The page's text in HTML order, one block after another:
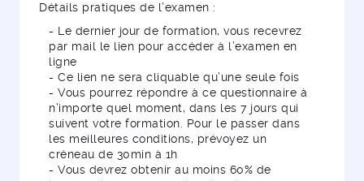
Détails pratiques de l’examen :
- Le dernier jour de formation, vous recevrez
par mail le lien pour accéder à l’examen en
ligne
- Ce lien ne sera cliquable qu’une seule fois
- Vous pourrez répondre à ce questionnaire à
n’importe quel moment, dans les 7 jours qui
suivent votre formation. Pour le passer dans
les meilleures conditions, prévoyez un
créneau de 30min à 1h
- Vous devrez obtenir au moins 60% de